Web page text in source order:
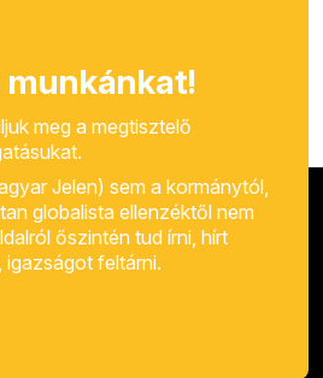
munkánkat!
meg a megtisztelő
Jelen) sem a kormánytól,
globalista ellenzéktől nem
őszintén tud írni, hírt
feltárni.